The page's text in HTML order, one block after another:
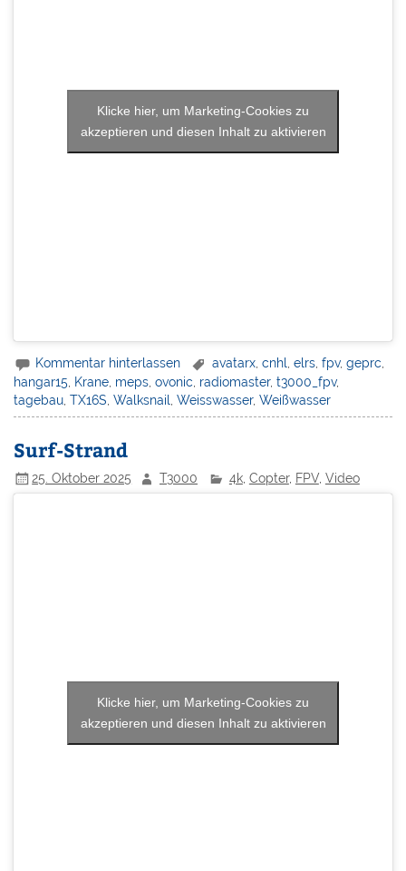
Klicke hier, um Marketing-Cookies zu
akzeptieren und diesen Inhalt zu aktivieren
Kommentar hinterlassen avatarx ,cnhl ,elrs ,fpv,geprc
hangar15
Krane meps ,ovonic radiomaster,t3000_fpv,
tagebau ,TX16S ,Walksnail ,Weisswasser,Weißwasser
Surf-Strand
25. Oktober 2025 T3000 4k, Copter, FPV, Video
Klicke hier, um Marketing-Cookies zu
akzeptieren und diesen Inhalt zu aktivieren